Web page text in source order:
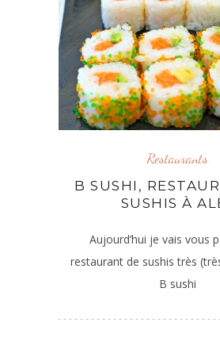
Restaurants
B SUSHI,
SUSHIS À
Aujourd’hui je vais vous
restaurant de sushis très
B sushi